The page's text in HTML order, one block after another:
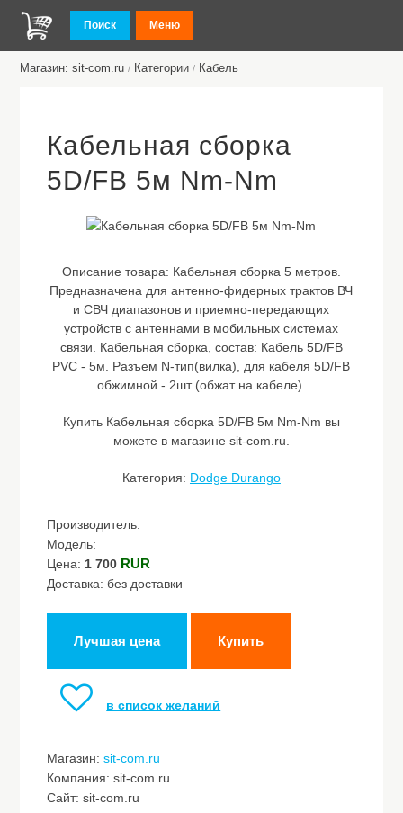
Поиск Меню
Магазин: sit-com.ru / Категории / Кабель
Кабельная сборка
5D/FB 5м Nm-Nm
Описание товара: Кабельная сборка 5 метров.
Предназначена для антенно-фидерных трактов ВЧ
и СВЧ диапазонов и приемно-передающих
устройств с антеннами в мобильных системах
связи. Кабельная сборка, состав: Кабель 5D/FB
PVC - 5м. Разъем N-тип(вилка), для кабеля 5D/FB
обжимной - 2шт (обжат на кабеле).
Купить Кабельная сборка 5D/FB 5м Nm-Nm вы
можете в магазине sit-com.ru.
Категория: Dodge Durango
Производитель:
Модель:
Цена: 1 700 RUR
Доставка: без доставки
Лучшая цена Купить
в список желаний
Магазин:sit-com.ru
Компания: sit-com.ru
Сайт: sit-com.ru